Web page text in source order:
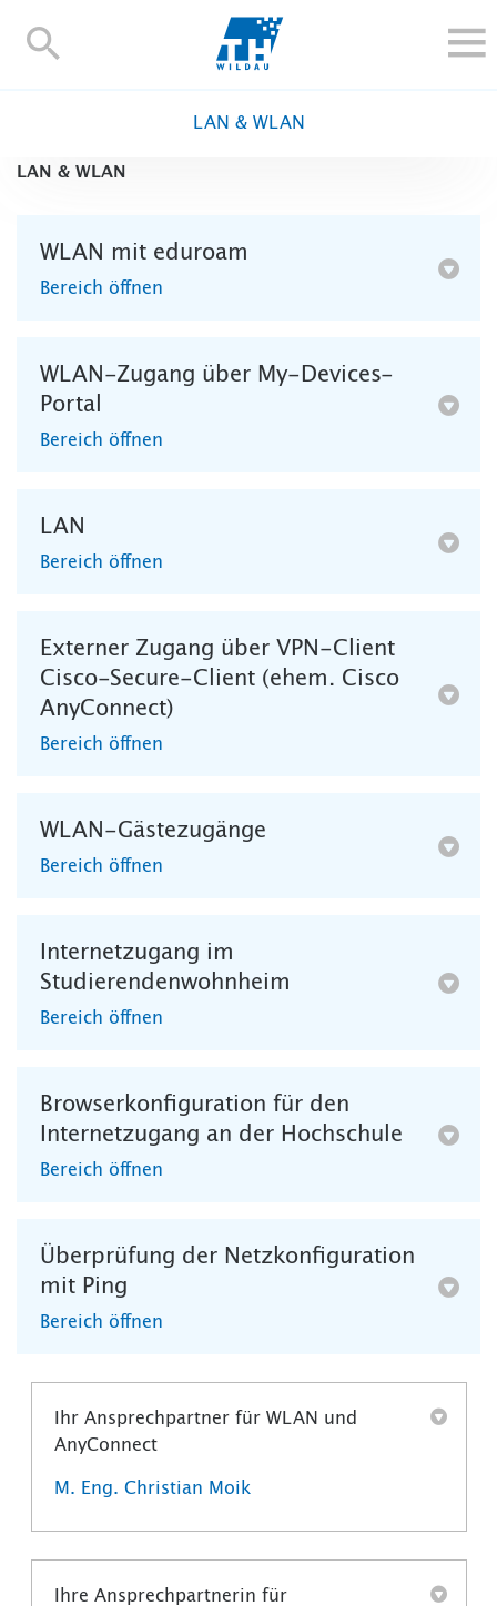
TH-
FORSCHUNG UND TRANSFER
HOCHSCHULE
INTERNATIONAL
Blogs Kontakt und Anfahrt Webmail Moodle
TH Online-Portal
LAN & WLAN
LAN & WLAN
WLAN mit eduroam
Bereich öffnen
WLAN-Zugang über My-Devices-
Portal
Bereich öffnen
LAN
Bereich öffnen
Externer Zugang über VPN-Client
Cisco-Secure-Client (ehem. Cisco
AnyConnect)
Bereich öffnen
WLAN-Gästezugänge
Bereich öffnen
Internetzugang im
Studierendenwohnheim
Bereich öffnen
Browserkonfiguration für den
Internetzugang an der Hochschule
Bereich öffnen
Überprüfung der Netzkonfiguration
mit Ping
Bereich öffnen
Ihr Ansprechpartner für WLAN und
AnyConnect
M. Eng. Christian Moik
Ihre Ansprechpartnerin für